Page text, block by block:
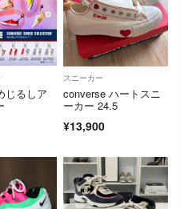
じるしア
スニーカー
converse ハートスニ
ーカー 24.5
¥13,900